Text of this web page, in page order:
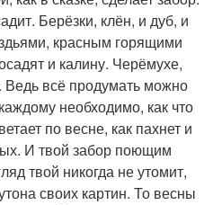
Берёзки, клён, и дуб, и
красным горящими
и калину. Черёмухе,
Ведь всё продумать можно
необходимо, как что
по весне, как пахнет и
И твой забор поющим
твой никогда не утомит,
своих картин. То весны